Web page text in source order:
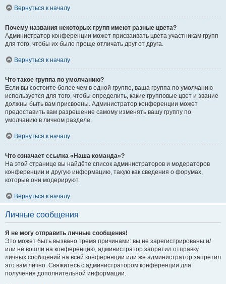
Вернуться к началу
Почему названия некоторых групп имеют разные цвета?
Администратор конференции может присваивать цвета участникам групп
для того, чтобы их было проще отличать друг от друга.
Вернуться к началу
Что такое группа по умолчанию?
Если вы состоите более чем в одной группе, ваша группа по умолчанию
используется для того, чтобы определить, какие групповые цвет и звание
должны быть вам присвоены. Администратор конференции может
предоставить вам разрешение самому изменять вашу группу по
умолчанию в личном разделе.
Вернуться к началу
Что означает ссылка «Наша команда»?
На этой странице вы найдёте список администраторов и модераторов
конференции и другую информацию, такую как сведения о форумах,
которые они модерируют.
Вернуться к началу
Личные сообщения
Я не могу отправить личные сообщения!
Это может быть вызвано тремя причинами: вы не зарегистрированы и/
или не вошли на конференцию, администратор запретил отправку
личных сообщений на всей конференции или же администратор запретил
это вам лично. Свяжитесь с администратором конференции для
получения дополнительной информации.